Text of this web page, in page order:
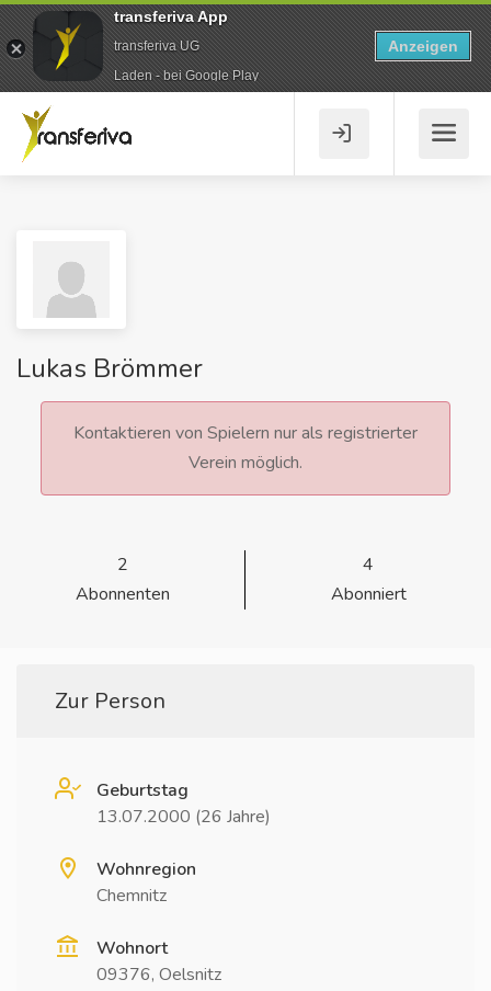
Lukas Brömmer
Kontaktieren von Spielern nur als registrierter
Verein möglich.
2
Abonnenten
4
Abonniert
Zur Person
Geburtstag
13.07.2000 (26 Jahre)
Wohnregion
Chemnitz
Wohnort
09376, Oelsnitz
transferiva App
transferiva UG
Laden - bei Google Play
Anzeigen